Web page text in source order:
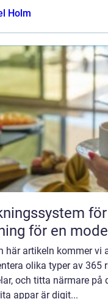
Holm
för hotell – så
för en
här artikeln kommer vi
olika typer av 365
och titta närmare på
appar är digit...